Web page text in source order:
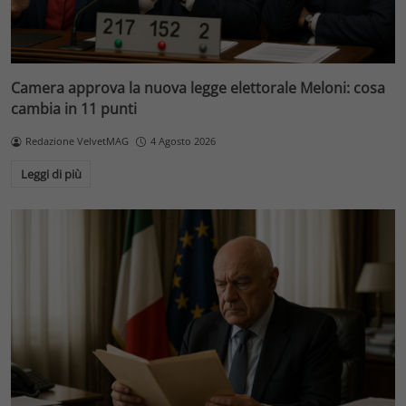
Camera approva la nuova legge elettorale Meloni: cosa
cambia in 11 punti
Redazione VelvetMAG 4 Agosto 2026
Leggi di più